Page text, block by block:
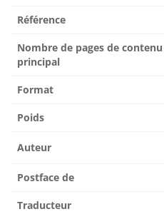
Référence
Nombre de pages de contenu
principal
Format
Poids
Auteur
Postface de
Traducteur